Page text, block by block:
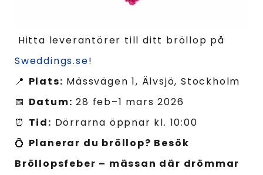
Hitta leverantörer till ditt bröllop på
Sweddings.se!
📍 Plats: Mässvägen 1, Älvsjö, Stockholm
📅 Datum: 28 feb–1 mars 2026
⏰ Tid: Dörrarna öppnar kl. 10:00
💍 Planerar du bröllop? Besök
Bröllopsfeber – mässan där drömmar